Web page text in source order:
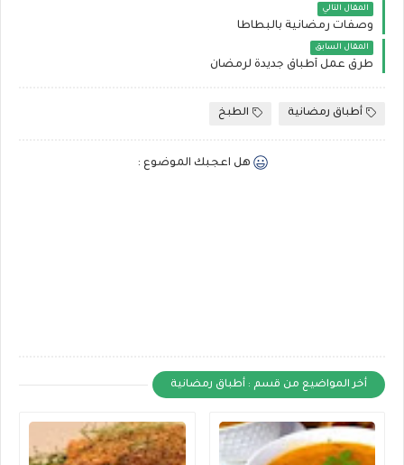
المقال التالي
وصفات رمضانية بالبطاطا
المقال السابق
طرق عمل أطباق جديدة لرمضان
أطباق رمضانية الطبخ
هل اعجبك الموضوع :
أخر المواضيع من قسم : أطباق رمضانية